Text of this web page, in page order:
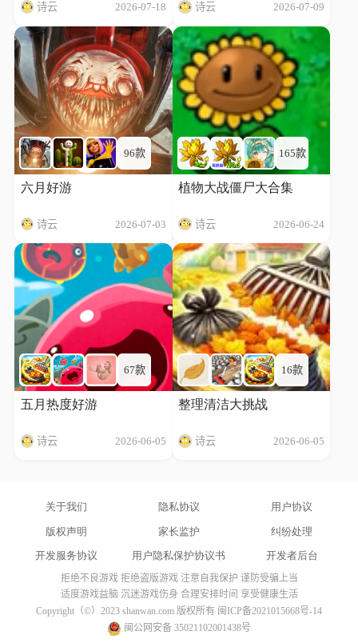
诗云 2026-07-18 诗云 2026-07-09
96款
六月好游
诗云 2026-07-03
165款
植物大战僵尸大合集
诗云 2026-06-24
67款
五月热度好游
诗云 2026-06-05
16款
整理清洁大挑战
诗云 2026-06-05
关于我们 隐私协议
用户协议
版权声明
家长监护
纠纷处理
开发服务协议
用户隐私保护协议书 开发者后台
拒绝不良游戏 拒绝盗版游戏 注意自我保护 谨防受骗上当
适度游戏益脑 沉迷游戏伤身 合理安排时间 享受健康生活
Copyright（©）2023 shanwan.com 版权所有 闽ICP备2021015668号-14
闽公网安备 35021102001438号